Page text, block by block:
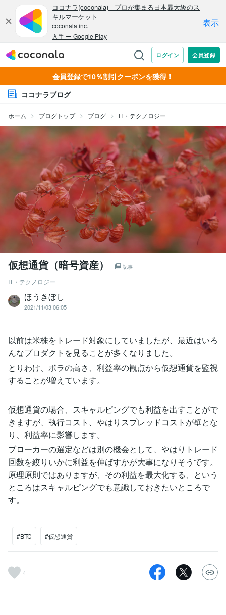
会員登録で10％割引クーポンを獲得！
ココナラブログ
ホーム ブログトップ ブログ IT・テクノロジー
仮想通貨（暗号資産） 記事
IT・テクノロジー
ほうきぼし
2021/11/03 06:05
以前は米株をトレード対象にしていましたが、最近はいろ
んなプロダクトを見ることが多くなりました。
とりわけ、ボラの高さ、利益率の観点から仮想通貨を監視
することが増えています。
仮想通貨の場合、スキャルピングでも利益を出すことがで
きますが、執行コスト、やはりスプレッドコストが壁とな
り、利益率に影響します。
ブローカーの選定などは別の機会として、やはりトレード
回数を絞りいかに利益を伸ばすかが大事になりそうです。
原理原則ではありますが、その利益を最大化する、という
ところはスキャルピングでも意識しておきたいところで
す。
#BTC #仮想通貨
4